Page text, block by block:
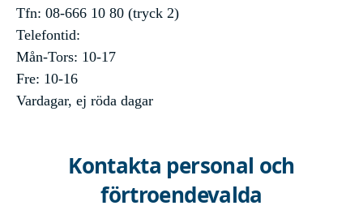
Tfn: 08-666 10 80 (tryck 2)
Telefontid:
Mån-Tors: 10-17
Fre: 10-16
Vardagar, ej röda dagar
Kontakta personal och
förtroendevalda